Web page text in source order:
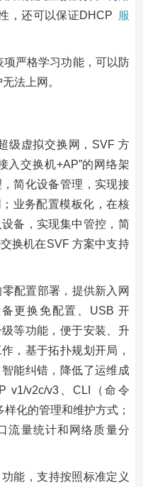
，还可以保证DHCP
服
严格学习功能，可以防
法上网。
级虚拟交换网，SVF 方
入交换机+AP”的网络架
简化设备管理，实现接
业务配置模板化，在核
备，实现集中管控，简
换机在SVF 方案中支持
配置部署，提供新入网
更换免配置、USB 开
等功能，便于安装、升
，基于拓扑规划开局，
能纠错，降低了运维成
v1/v2c/v3、CLI（命令
化的管理和维护方式；
流量统计和网络质量分
能，支持按照标准定义